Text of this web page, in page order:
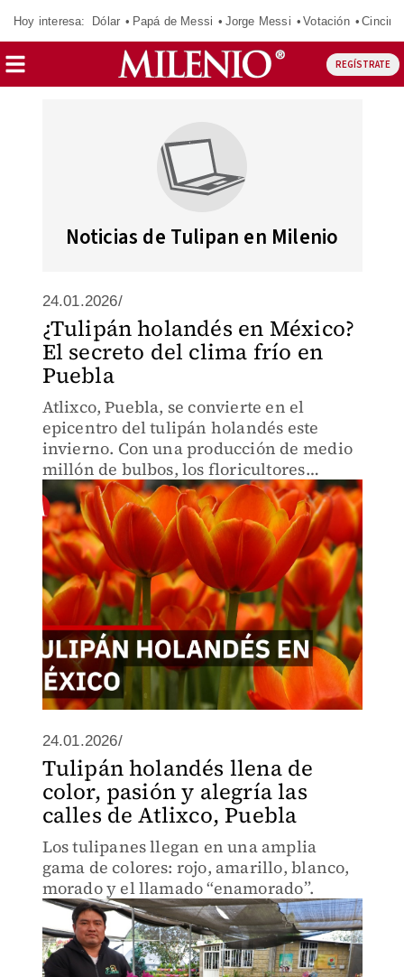
Hoy interesa: Dólar Papá de Messi Jorge Messi Votación
REGÍSTRATE
Noticias de Tulipan en Milenio
24.01.2026/
¿Tulipán holandés en México?
El secreto del clima frío en
Puebla
Atlixco, Puebla, se convierte en el
epicentro del tulipán holandés este
invierno. Con una producción de medio
millón de bulbos, los floricultores
revelan que para conservarlos "entre
más fresco, más frío y un poco más de
sombra, nos va a durar".
24.01.2026/
Tulipán holandés llena de
color, pasión y alegría las
calles de Atlixco, Puebla
Los tulipanes llegan en una amplia
gama de colores: rojo, amarillo, blanco,
morado y el llamado “enamorado”.